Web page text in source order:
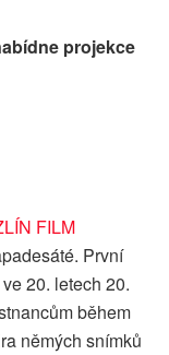
projekce
FILM
První
20. letech 20.
během
němých snímků